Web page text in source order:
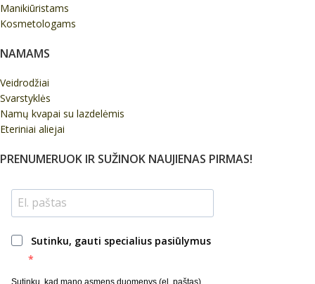
Manikiūristams
Kosmetologams
NAMAMS
Veidrodžiai
Svarstyklės
Namų kvapai su lazdelėmis
Eteriniai aliejai
PRENUMERUOK IR SUŽINOK NAUJIENAS PIRMAS!
Sutinku, gauti specialius pasiūlymus